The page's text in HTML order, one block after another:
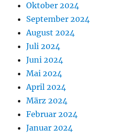
Oktober 2024
September 2024
August 2024
Juli 2024
Juni 2024
Mai 2024
April 2024
März 2024
Februar 2024
Januar 2024